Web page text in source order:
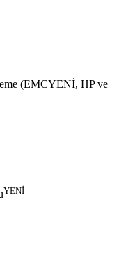
(EMCYENİ, HP ve
YENİ